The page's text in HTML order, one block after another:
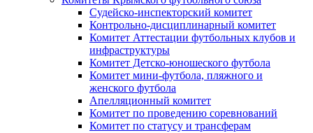
Судейско-инспекторский комитет
Контрольно-дисциплинарный комитет
Комитет Аттестации футбольных клубов и
инфраструктуры
Комитет Детско-юношеского футбола
Комитет мини-футбола, пляжного и
женского футбола
Апелляционный комитет
Комитет по проведению соревнований
Комитет по статусу и трансферам